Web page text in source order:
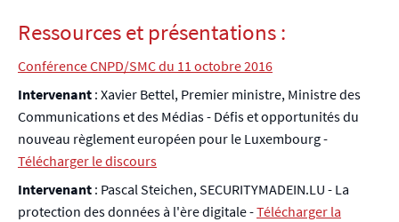
Ressources et présentations :
Conférence CNPD/SMC du 11 octobre 2016
Intervenant : Xavier Bettel, Premier ministre, Ministre des
Communications et des Médias - Défis et opportunités du
nouveau règlement européen pour le Luxembourg -
Télécharger le discours
Intervenant : Pascal Steichen, SECURITYMADEIN.LU - La
protection des données à l'ère digitale -Télécharger la